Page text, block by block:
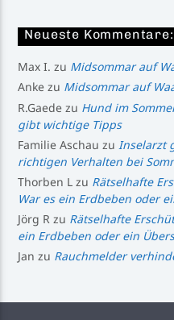
Neueste Kommentare:
Max I. zu Midsommar auf
Anke zu Midsommar auf
R.Gaede zu Hund im
gibt wichtige Tipps
Familie Aschau zuInselarzt
richtigen Verhalten bei
Thorben L zu Rätselhafte
War es ein Erdbeben oder
Jörg R zu Rätselhafte
ein Erdbeben oder ein
Jan zu Rauchmelder